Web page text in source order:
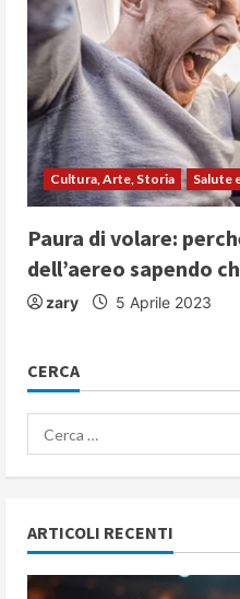
Cultura, Arte, Storia Salute
Paura di volare:
dell’aereo sapendo
zary 5 Aprile 2023
CERCA
Ricerca
per:
ARTICOLI RECENTI